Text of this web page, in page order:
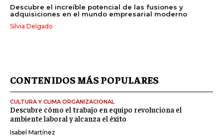
Descubre el increíble potencial de las fusiones y
adquisiciones en el mundo empresarial moderno
Silvia Delgado
CONTENIDOS MÁS POPULARES
CULTURA Y CLIMA ORGANIZACIONAL
Descubre cómo el trabajo en equipo revoluciona el
ambiente laboral y alcanza el éxito
Isabel Martínez